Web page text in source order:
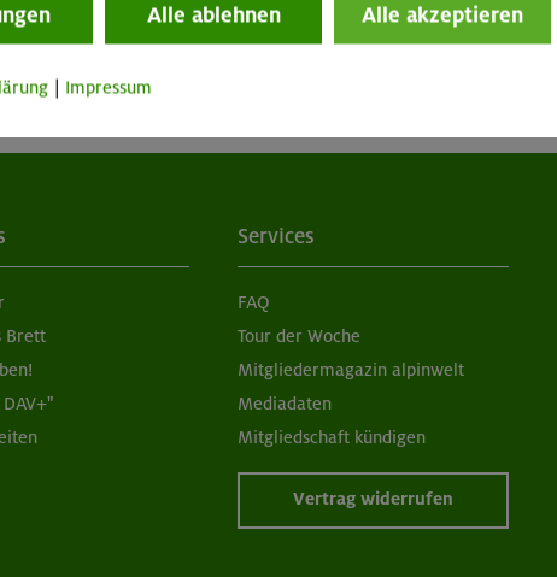
Brett
Services
FAQ
Tour der Woche
Mitgliedermagazin alpinwelt
Mediadaten
Mitgliedschaft kündigen
Vertrag widerrufen
Alle ablehnen Alle akzeptieren
| Impressum